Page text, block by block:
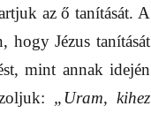
az ő tanítását. A
hogy Jézus tanítását
mint annak idején
„Uram, kihez